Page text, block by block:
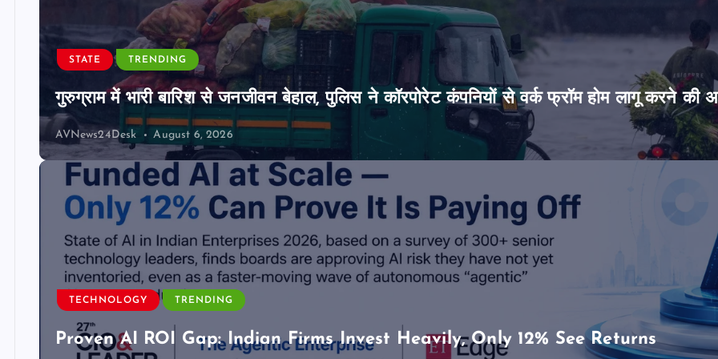
STATE TRENDING
गुरुग्राम में भारी बारिश से जनजीवन बेहाल, पुलिस ने कॉरपोरेट कंपनियों से वर्क फ्रॉम होम लागू करने की
AVNews24Desk August 6, 2026
TECHNOLOGY TRENDING
Proven AI ROI Gap: Indian Firms Invest Heavily, Only 12% See Returns